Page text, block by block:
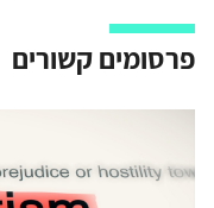
פרסומים קשורים